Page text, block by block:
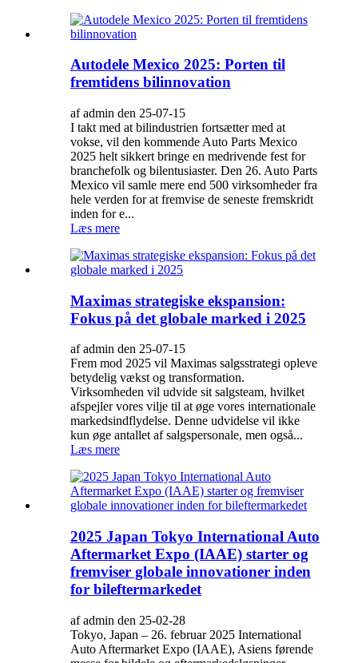
Autodele Mexico 2025: Porten til
fremtidens bilinnovation
af admin den 25-07-15
I takt med at bilindustrien fortsætter med at
vokse, vil den kommende Auto Parts Mexico
2025 helt sikkert bringe en medrivende fest for
branchefolk og bilentusiaster. Den 26. Auto Parts
Mexico vil samle mere end 500 virksomheder fra
hele verden for at fremvise de seneste fremskridt
inden for e...
Læs mere
Maximas strategiske ekspansion:
Fokus på det globale marked i 2025
af admin den 25-07-15
Frem mod 2025 vil Maximas salgsstrategi opleve
betydelig vækst og transformation.
Virksomheden vil udvide sit salgsteam, hvilket
afspejler vores vilje til at øge vores internationale
markedsindflydelse. Denne udvidelse vil ikke
kun øge antallet af salgspersonale, men også...
Læs mere
2025 Japan Tokyo International Auto
Aftermarket Expo (IAAE) starter og
fremviser globale innovationer inden
for bileftermarkedet
af admin den 25-02-28
Tokyo, Japan – 26. februar 2025 International
Auto Aftermarket Expo (IAAE), Asiens førende